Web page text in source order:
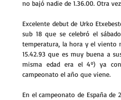
no bajó nadie de 1.36.00. Otra
Excelente debut de Urko
sub 18 que se celebró el
temperatura, la hora y el viento
15.42.93 que es muy buena a
misma edad era el 4º) ya
campeonato el año que viene.
En el campeonato de España